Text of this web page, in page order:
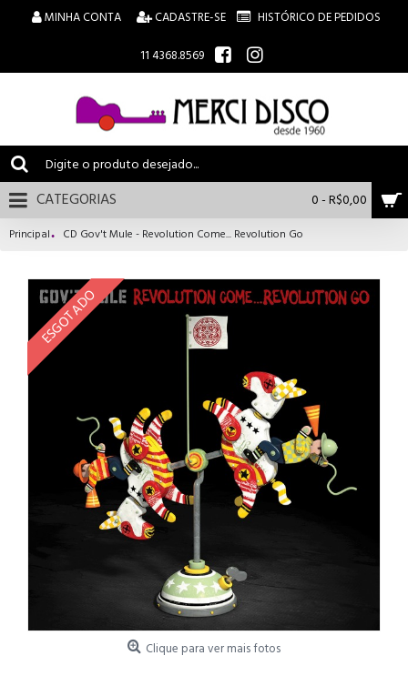
MINHA CONTA CADASTRE-SE
HISTÓRICO DE PEDIDOS
11 4368.8569
0 - R$0,00
CATEGORIAS
Principal CD Gov't Mule - Revolution Come... Revolution Go
ESGOTADO
Clique para ver mais fotos